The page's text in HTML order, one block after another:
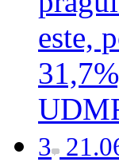
este,
3